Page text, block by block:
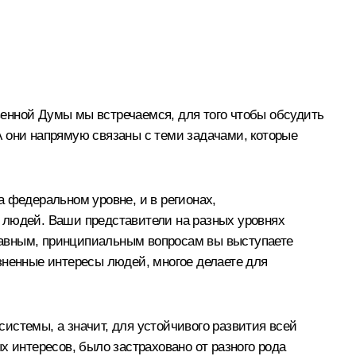
Думы мы встречаемся, для того чтобы обсудить
напрямую связаны с теми задачами, которые
федеральном уровне, и в регионах,
Ваши представители на разных уровнях
принципиальным вопросам вы выступаете
интересы людей, многое делаете для
а значит, для устойчивого развития всей
было застраховано от разного рода